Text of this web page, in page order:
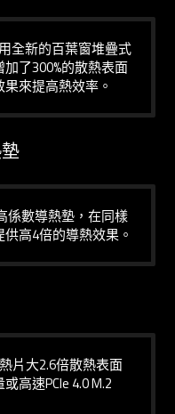
全新的百葉窗堆疊式
了300%的散熱表面
來提高熱效率。
係數導熱墊，在同樣
高4倍的導熱效果。
片大2.6倍散熱表面
高速PCIe 4.0 M.2